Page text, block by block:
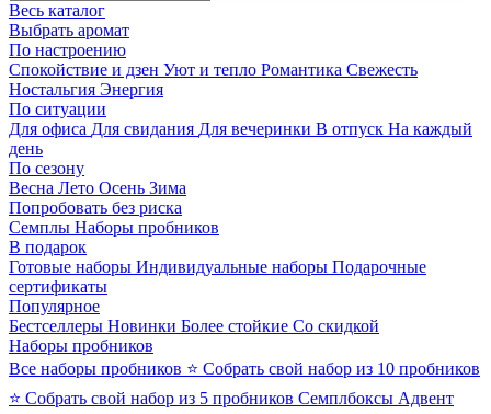
Весь каталог
Выбрать аромат
По настроению
Спокойствие и дзен Уют и тепло Романтика Свежесть
Ностальгия Энергия
По ситуации
Для офиса Для свидания Для вечеринки В отпуск На каждый
день
По сезону
Весна Лето Осень Зима
Попробовать без риска
Семплы Наборы пробников
В подарок
Готовые наборы Индивидуальные наборы Подарочные
сертификаты
Популярное
Бестселлеры Новинки Более стойкие Со скидкой
Наборы пробников
Все наборы пробников ⭐ Собрать свой набор из 10 пробников
⭐ Собрать свой набор из 5 пробников Семплбоксы Адвент